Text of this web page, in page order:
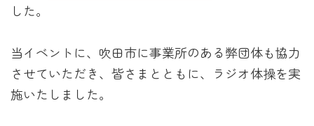
した。
当イベントに、吹田市に事業所のある弊団体も協力
させていただき、皆さまとともに、ラジオ体操を実
施いたしました。